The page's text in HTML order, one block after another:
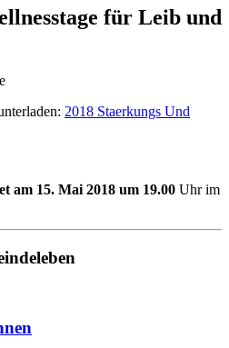
für Leib und
2018 Staerkungs Und
am 15. Mai 2018 um 19.00 Uhr im